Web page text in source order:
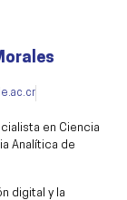
en Ciencia
Analítica de
digital y la